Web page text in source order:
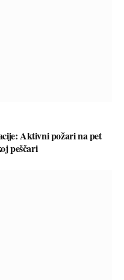
Aktivni požari na pet
peščari